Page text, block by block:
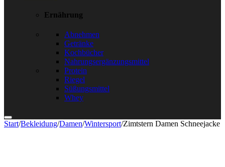
Ernährung
Abnehmen
Getränke
Kochbücher
Nahrungsergänzungsmittel
Protein
Riegel
Süßungsmittel
Whey
Start/Bekleidung/Damen/Wintersport/Zimtstern Damen Schneejacke